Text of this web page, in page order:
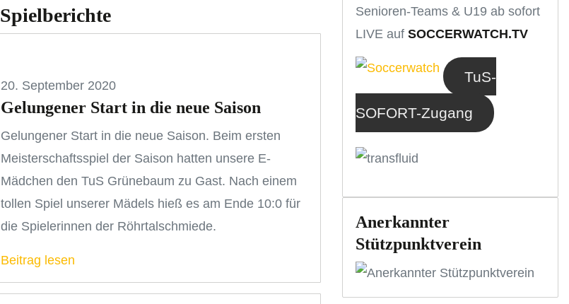
Spielberichte
20. September 2020
Gelungener Start in die neue Saison
Gelungener Start in die neue Saison. Beim ersten
Meisterschaftsspiel der Saison hatten unsere E-
Mädchen den TuS Grünebaum zu Gast. Nach einem
tollen Spiel unserer Mädels hieß es am Ende 10:0 für
die Spielerinnen der Röhrtalschmiede.
Beitrag lesen
Senioren-Teams & U19 ab sofort
LIVE aufSOCCERWATCH.TV
TuS-
SOFORT-Zugang
Anerkannter
Stützpunktverein